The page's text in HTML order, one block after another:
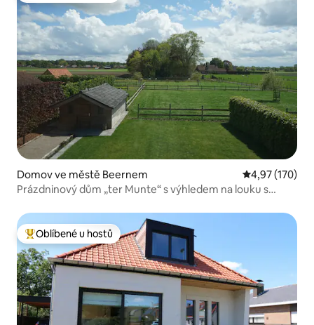
Domov ve městě Beernem Průměrné
4,97 (170)
Prázdninový dům „ter Munte“ s výhledem na louku s
Nejlepší v kategorii Oblíbené u hostů
Oblíbené u hostů